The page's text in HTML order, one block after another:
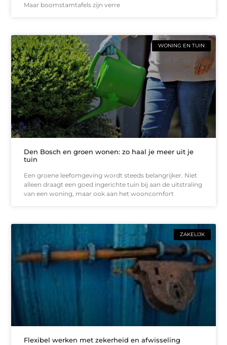
Maar boomstamtafels zijn verre
WONING EN TUIN
Den Bosch en groen wonen: zo haal je meer uit je
tuin
Een groene leefomgeving wordt steeds belangrijker. Niet
alleen draagt een goed ingerichte tuin bij aan de uitstraling
van een woning, maar ook aan het wooncomfort
ZAKELIJK
Flexibel werken met zekerheid en afwisseling